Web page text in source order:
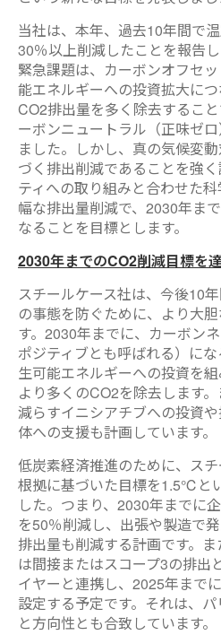
当社は、本年、過去10年間で
30％以上削減したことを報告
緊急課題は、カーボンオフセ
能エネルギーへの投資拡大につ
CO2排出量を多く除去するこ
ーボンニュートラル（正味ゼ
ました。しかし、真の気候変
づく排出削減であることを強
ティへの取り組みと合わせた
幅な排出量削減で、2030年ま
なることを目標とします。
2030年までのCO2削減目標を
スチールケース社は、今後10
の事態を防ぐために、より大
す。2030年までに、カーボン
ポジティブとも呼ばれる）に
生可能エネルギーへの投資を
より多くのCO2を除去します
減らすイニシアチブへの投資
体への支援も計画しています。
低炭素経済推進のために、ス
根拠に基づいた目標を1.5℃と
した。つまり、2030年までに
を50％削減し、出張や製造で
排出量も削減する計画です。
は間接またはスコープ3の排出
イヤーと連携し、2025年まで
設定する予定です。それは、
と方向性とも合致しています。